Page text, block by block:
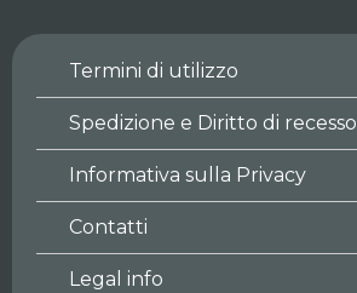
Termini di utilizzo
Spedizione e Diritto di recesso
Informativa sulla Privacy
Contatti
Legal info